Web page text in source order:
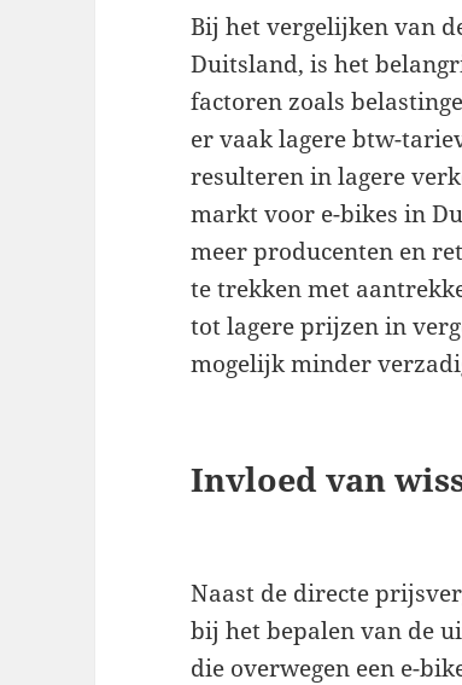
Bij het vergelijken van
Duitsland, is het
factoren zoals
er vaak lagere btw-
resulteren in lagere
markt voor e-bikes in
meer producenten en
te trekken met
tot lagere prijzen in
mogelijk minder
Invloed van
Naast de directe
bij het bepalen van de
die overwegen een e-